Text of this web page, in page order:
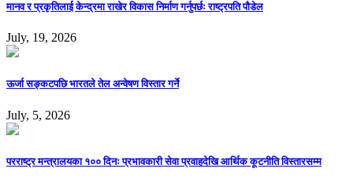
मानव र प्रकृतिलाई केन्द्रमा राखेर विकास निर्माण गर्नुपर्छः राष्ट्रपति पौडेल
July, 19, 2026
ऊर्जा सङ्कटपछि भारतले तेल अन्वेषण विस्तार गर्ने
July, 5, 2026
परराष्ट्र मन्त्रालयका १०० दिनः प्रभावकारी सेवा प्रवाहदेखि आर्थिक कूटनीति विस्तारसम्म